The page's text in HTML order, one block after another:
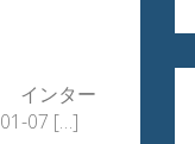
インター
07 […]